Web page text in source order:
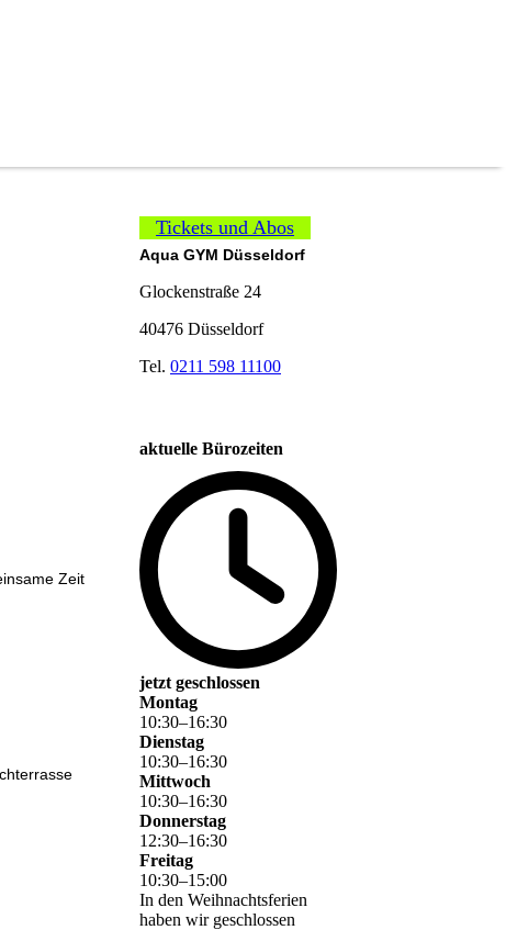
Zeit
Tickets und Abos
Aqua GYM Düsseldorf
Glockenstraße 24
40476 Düsseldorf
Tel. 0211 598 11100
aktuelle Bürozeiten
jetzt geschlossen
Montag
10:30–16:30
Dienstag
10:30–16:30
Mittwoch
10:30–16:30
Donnerstag
12:30–16:30
Freitag
10:30–15:00
In den Weihnachtsferien
haben wir geschlossen